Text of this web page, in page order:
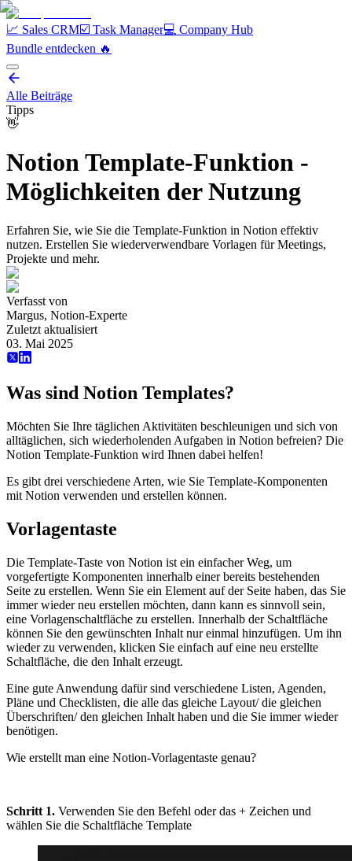
📈 Sales CRM☑️ Task Manager💻 Company Hub
Bundle entdecken️ 🔥
Alle Beiträge
Tipps
👋
Notion Template-Funktion -
Möglichkeiten der Nutzung
Erfahren Sie, wie Sie die Template-Funktion in Notion effektiv
nutzen. Erstellen Sie wiederverwendbare Vorlagen für Meetings,
Projekte und mehr.
Verfasst von
Margus, Notion-Experte
Zuletzt aktualisiert
03. Mai 2025
Was sind Notion Templates?
Möchten Sie Ihre täglichen Aktivitäten beschleunigen und sich von
alltäglichen, sich wiederholenden Aufgaben in Notion befreien? Die
Notion Template-Funktion wird Ihnen dabei helfen!
Es gibt drei verschiedene Arten, wie Sie Template-Komponenten
mit Notion verwenden und erstellen können.
Vorlagentaste
Die Template-Taste von Notion ist ein einfacher Weg, um
vorgefertigte Komponenten innerhalb einer bereits bestehenden
Seite zu erstellen. Wenn Sie ein Element auf der Seite haben, das Sie
immer wieder neu erstellen möchten, dann kann es sinnvoll sein,
eine Vorlagenschaltfläche zu erstellen. Innerhalb der Schaltfläche
können Sie den gewünschten Inhalt nur einmal hinzufügen. Um ihn
wieder zu verwenden, klicken Sie einfach auf eine neu erstellte
Schaltfläche, die den Inhalt erzeugt.
Eine gute Anwendung dafür sind verschiedene Listen, Agenden,
Pläne und Checklisten, die alle das gleiche Layout/ die gleichen
Überschriften/ den gleichen Inhalt haben und die Sie immer wieder
benötigen.
Wie erstellt man eine Notion-Vorlagentaste genau?
Schritt 1. Verwenden Sie den Befehl oder das + Zeichen und
wählen Sie die Schaltfläche Template